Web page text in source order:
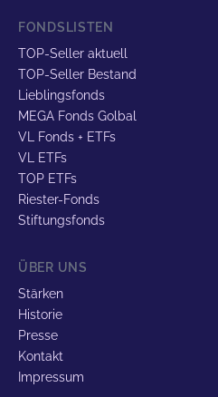
FONDSLISTEN
TOP-Seller aktuell
TOP-Seller Bestand
Lieblingsfonds
MEGA Fonds Golbal
VL Fonds + ETFs
VL ETFs
TOP ETFs
Riester-Fonds
Stiftungsfonds
ÜBER UNS
Stärken
Historie
Presse
Kontakt
Impressum